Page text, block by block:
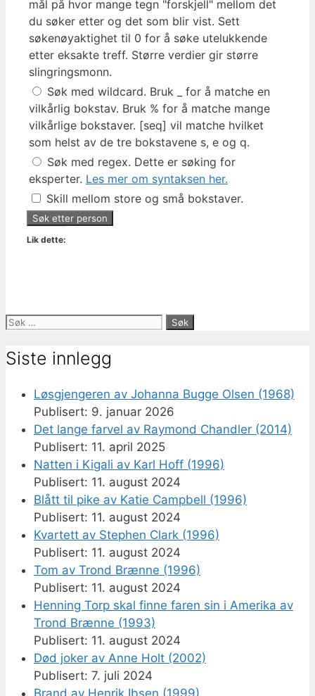
mål på hvor mange tegn "forskjell" mellom det
du søker etter og det som blir vist. Sett
søkenøyaktighet til 0 for å søke utelukkende
etter eksakte treff. Større verdier gir større
slingringsmonn.
Søk med wildcard. Bruk _ for å matche en
vilkårlig bokstav. Bruk % for å matche mange
vilkårlige bokstaver. [seq] vil matche hvilket
som helst av de tre bokstavene s, e og q.
Søk med regex. Dette er søking for
eksperter. Les mer om syntaksen her.
Skill mellom store og små bokstaver.
Lik dette:
Søk
Siste innlegg
Løsgjengeren av Johanna Bugge Olsen (1968)
9. januar 2026
Det lange farvel av Raymond Chandler (2014)
11. april 2025
Natten i Kigali av Karl Hoff (1996)
11. august 2024
Blått til pike av Katie Campbell (1996)
11. august 2024
Kvartett av Stephen Clark (1996)
11. august 2024
Tom av Trond Brænne (1996)
11. august 2024
Henning Torp skal finne faren sin i Amerika av
Trond Brænne (1993)
11. august 2024
Død joker av Anne Holt (2002)
7. juli 2024